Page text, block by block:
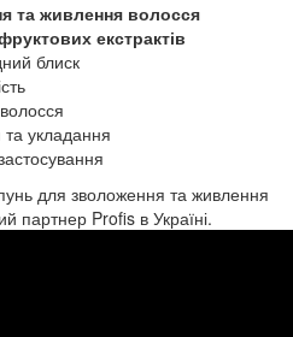
та живлення волосся
екстрактів
блиск
та укладання
для зволоження та живлення
партнер Profis в Україні.